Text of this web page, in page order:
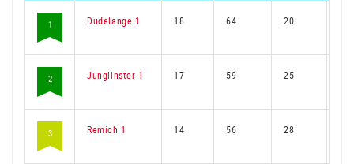
1 Dudelange 1 18 64 20
2 Junglinster 1 17 59 25
3 Remich 1 14 56 28